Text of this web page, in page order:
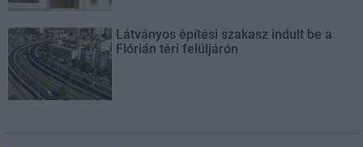
Látványos építési szakasz indult be a
Flórián téri felüljárón